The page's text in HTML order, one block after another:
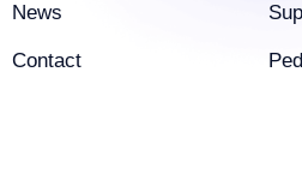
News
Contact